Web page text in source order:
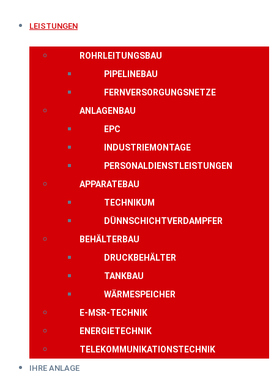
LEISTUNGEN
ROHRLEITUNGSBAU
PIPELINEBAU
FERNVERSORGUNGSNETZE
ANLAGENBAU
EPC
INDUSTRIEMONTAGE
PERSONALDIENSTLEISTUNGEN
APPARATEBAU
TECHNIKUM
DÜNNSCHICHTVERDAMPFER
BEHÄLTERBAU
DRUCKBEHÄLTER
TANKBAU
WÄRMESPEICHER
E-MSR-TECHNIK
ENERGIETECHNIK
TELEKOMMUNIKATIONSTECHNIK
IHRE ANLAGE